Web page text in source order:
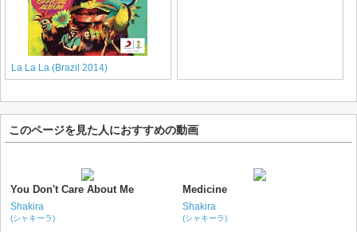
La La La (Brazil 2014)
このページを見た人におすすめの動画
You Don't Care About Me
Shakira
(シャキーラ)
Medicine
Shakira
(シャキーラ)